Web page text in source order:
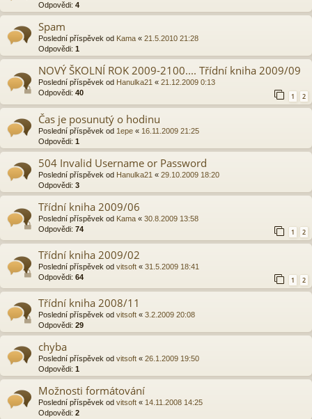
Odpovědi: 4
Spam
Poslední příspěvek od Kama « 21.5.2010 21:28
Odpovědi: 1
NOVÝ ŠKOLNÍ ROK 2009-2100.... Třídní kniha 2009/09
Poslední příspěvek od Hanulka21 « 21.12.2009 0:13
Odpovědi: 40 1 2
Čas je posunutý o hodinu
Poslední příspěvek od 1epe « 16.11.2009 21:25
Odpovědi: 1
504 Invalid Username or Password
Poslední příspěvek od Hanulka21 « 29.10.2009 18:20
Odpovědi: 3
Třídní kniha 2009/06
Poslední příspěvek od Kama « 30.8.2009 13:58
Odpovědi: 74 1 2
Třídní kniha 2009/02
Poslední příspěvek od vitsoft « 31.5.2009 18:41
Odpovědi: 64 1 2
Třídní kniha 2008/11
Poslední příspěvek od vitsoft « 3.2.2009 20:08
Odpovědi: 29
chyba
Poslední příspěvek od vitsoft « 26.1.2009 19:50
Odpovědi: 1
Možnosti formátování
Poslední příspěvek od vitsoft « 14.11.2008 14:25
Odpovědi: 2